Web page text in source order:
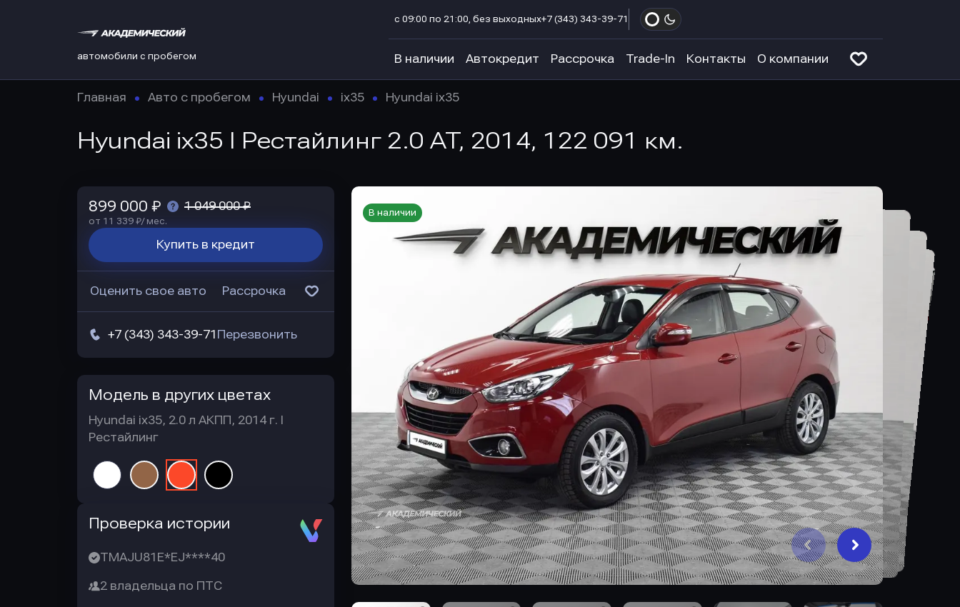
автомобили с пробегом
с 09:00 по 21:00, без выходных+7 (343) 343-39-71
В наличии Автокредит Рассрочка Trade-In Контакты О компании
Главная Авто с пробегом Hyundai ix35 Hyundai ix35
Hyundai ix35 I Рестайлинг 2.0 AT, 2014, 122 091 км.
В наличии
899 000 ₽ 1 049 000 ₽
от 11 339 ₽/ мес.
Купить в кредит
Оценить свое авто Рассрочка
+7 (343) 343-39-71 Перезвонить
Модель в других цветах
Hyundai ix35, 2.0 л АКПП, 2014 г. I
Рестайлинг
Проверка истории
TMAJU81E*EJ****40
2 владельца по ПТС